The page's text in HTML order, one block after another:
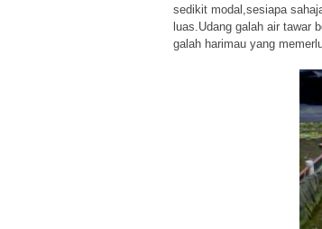
sedikit modal,sesiapa
luas.Udang galah air tawar
galah harimau yang